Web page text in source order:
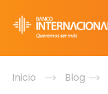
content
Inicio Blog